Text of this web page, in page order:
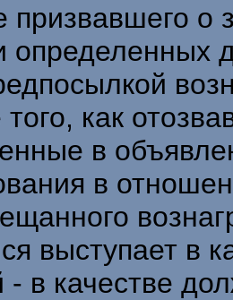
о
определенных
как
в
в
выступает в
в качестве